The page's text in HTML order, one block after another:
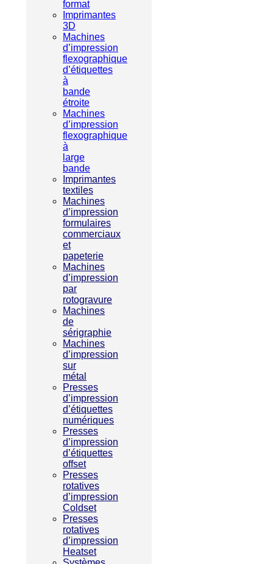
format
Imprimantes
3D
Machines
d’impression
flexographique
d’étiquettes
à
bande
étroite
Machines
d’impression
flexographique
à
large
bande
Imprimantes
textiles
Machines
d’impression
formulaires
commerciaux
et
papeterie
Machines
d’impression
par
rotogravure
Machines
de
sérigraphie
Machines
d’impression
sur
métal
Presses
d’impression
d’étiquettes
numériques
Presses
d’impression
d’étiquettes
offset
Presses
rotatives
d’impression
Coldset
Presses
rotatives
d’impression
Heatset